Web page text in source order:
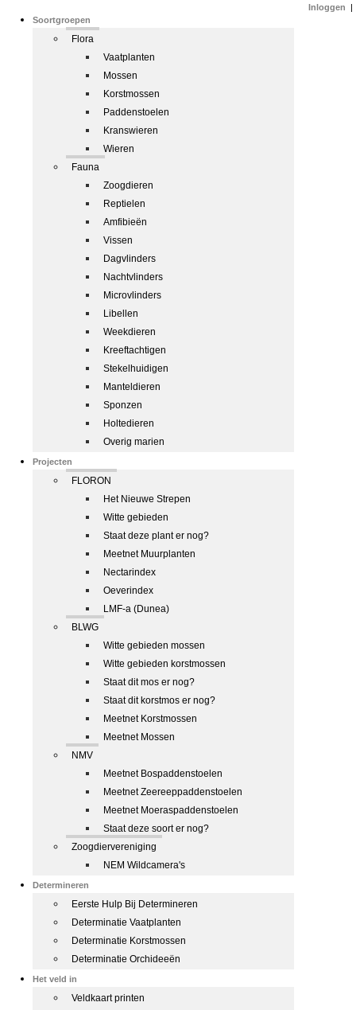
Soortgroepen
Flora
Vaatplanten
Mossen
Korstmossen
Paddenstoelen
Kranswieren
Wieren
Fauna
Zoogdieren
Reptielen
Amfibieën
Vissen
Dagvlinders
Nachtvlinders
Microvlinders
Libellen
Weekdieren
Kreeftachtigen
Stekelhuidigen
Manteldieren
Sponzen
Holtedieren
Overig marien
Projecten
FLORON
Het Nieuwe Strepen
Witte gebieden
Staat deze plant er nog?
Meetnet Muurplanten
Nectarindex
Oeverindex
LMF-a (Dunea)
BLWG
Witte gebieden mossen
Witte gebieden korstmossen
Staat dit mos er nog?
Staat dit korstmos er nog?
Meetnet Korstmossen
Meetnet Mossen
NMV
Meetnet Bospaddenstoelen
Meetnet Zeereeppaddenstoelen
Meetnet Moeraspaddenstoelen
Staat deze soort er nog?
Zoogdiervereniging
NEM Wildcamera's
Determineren
Eerste Hulp Bij Determineren
Determinatie Vaatplanten
Determinatie Korstmossen
Determinatie Orchideeën
Het veld in
Veldkaart printen
Inloggen |